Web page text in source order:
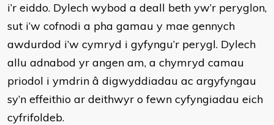
i’r eiddo. Dylech wybod a deall beth yw’r peryglon,
sut i’w cofnodi a pha gamau y mae gennych
awdurdod i’w cymryd i gyfyngu’r perygl. Dylech
allu adnabod yr angen am, a chymryd camau
priodol i ymdrin â digwyddiadau ac argyfyngau
sy’n effeithio ar deithwyr o fewn cyfyngiadau eich
cyfrifoldeb.